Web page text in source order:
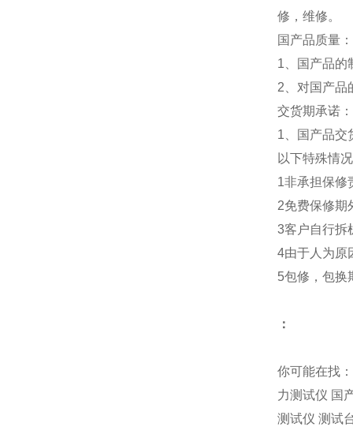
修，维修。
国产品质量：
1、国产品的
2、对国产品
交货期承诺：
1、国产品交
以下特殊情
1非承担保修
2免费保修期
3客户自行拆
4由于人为原
5包修，包换
：
你可能在找：
力测试仪 国
测试仪 测试